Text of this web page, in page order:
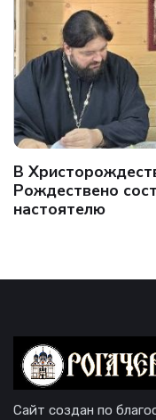
В
Рождествено
настоятелю
Сайт создан по